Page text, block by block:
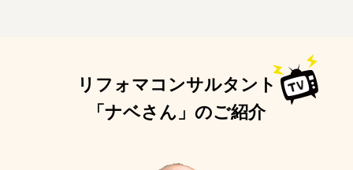
リフォマコンサルタント
「ナベさん」のご紹介